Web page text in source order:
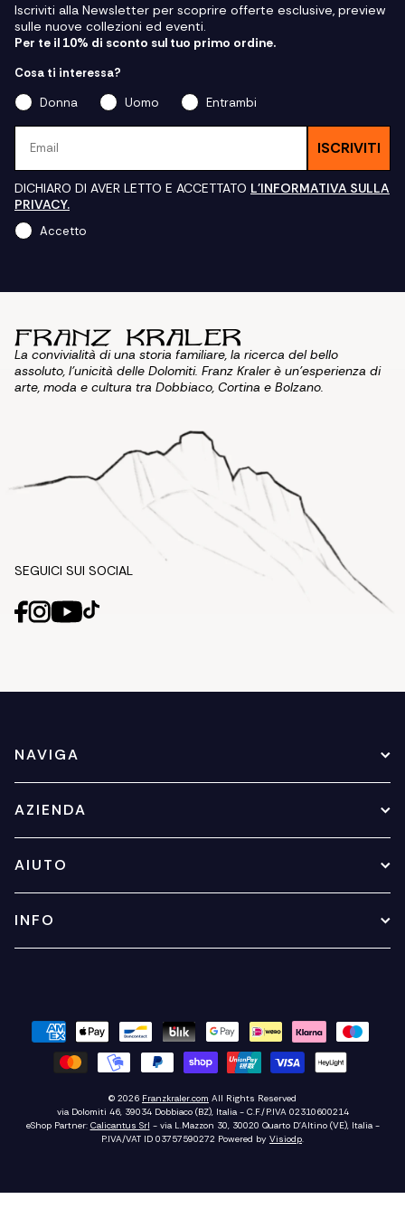
Iscriviti alla Newsletter per scoprire offerte esclusive, preview
sulle nuove collezioni ed eventi.
Per te il 10% di sconto sul tuo primo ordine.
Cosa ti interessa?
Donna
Uomo
Entrambi
ISCRIVITI
DICHIARO DI AVER LETTO E ACCETTATO L'INFORMATIVA SULLA
PRIVACY.
Accetto
La convivialità di una storia familiare, la ricerca del bello
assoluto, l'unicità delle Dolomiti. Franz Kraler è un'esperienza di
arte, moda e cultura tra Dobbiaco, Cortina e Bolzano.
SEGUICI SUI SOCIAL
NAVIGA
AZIENDA
AIUTO
INFO
© 2026 Franzkraler.com All Rights Reserved
via Dolomiti 46, 39034 Dobbiaco (BZ), Italia - C.F./P.IVA 02310600214
eShop Partner: Calicantus Srl - via L.Mazzon 30, 30020 Quarto D'Altino (VE), Italia -
P.IVA/VAT ID 03757590272 Powered by Visiodp.